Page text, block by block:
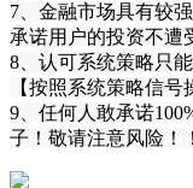
7、金融市场具有较
承诺用户的投资不遭
8、认可系统策略只
【按照系统策略信
9、任何人敢承诺
子！敬请注意风险！